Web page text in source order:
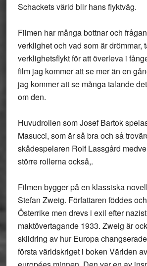
Schackets värld blir hans flyktväg.
Filmen har många bottnar och
verklighet och vad som är drömmar,
verklighetsflykt för att överleva i
film jag kommer att se mer än en
jag kommer att se många talande
om den.
Huvudrollen som Josef Bartok
Masucci, som är så bra och så
skådespelaren Rolf Lassgård
större rollerna också,.
Filmen bygger på en klassiska
Stefan Zweig. Författaren föddes
Österrike men drevs i exil efter
maktövertagande 1933. Zweig är
skildring av hur Europa
första världskriget i boken Världen